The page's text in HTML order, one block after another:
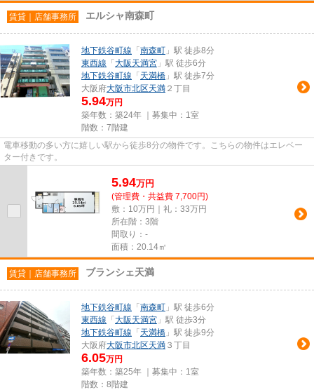
賃貸｜店舗事務所 エルシャ南森町
地下鉄谷町線 「 南森町 」駅 徒歩8分
東西線 「 大阪天満宮 」駅 徒歩6分
地下鉄谷町線 「 天満橋 」駅 徒歩7分
大阪府大阪市北区天満 ２丁目
5.94万円
築年数：築24年 ｜募集中： 1室
階数：7階建
電車移動の多い方に嬉しい駅から徒歩8分の物件です。こちらの物件はエレベー
ター付きです。
5.94万円
(管理費・共益費 7,700円)
敷：10万円｜礼：33万円
所在階：3階
間取り：-
面積：20.14㎡
賃貸｜店舗事務所 ブランシェ天満
地下鉄谷町線 「 南森町 」駅 徒歩6分
東西線 「 大阪天満宮 」駅 徒歩3分
地下鉄谷町線 「 天満橋 」駅 徒歩9分
大阪府大阪市北区天満 ３丁目
6.05万円
築年数：築25年 ｜募集中： 1室
階数：8階建